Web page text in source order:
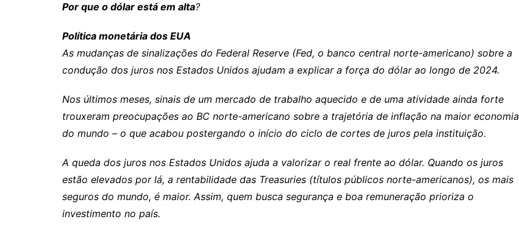
Por que o dólar está em alta?
Política monetária dos EUA
As mudanças de sinalizações do Federal Reserve (Fed, o banco central norte-americano) sobre a
condução dos juros nos Estados Unidos ajudam a explicar a força do dólar ao longo de 2024.
Nos últimos meses, sinais de um mercado de trabalho aquecido e de uma atividade ainda forte
trouxeram preocupações ao BC norte-americano sobre a trajetória de inflação na maior economia
do mundo – o que acabou postergando o início do ciclo de cortes de juros pela instituição.
A queda dos juros nos Estados Unidos ajuda a valorizar o real frente ao dólar. Quando os juros
estão elevados por lá, a rentabilidade das Treasuries (títulos públicos norte-americanos), os mais
seguros do mundo, é maior. Assim, quem busca segurança e boa remuneração prioriza o
investimento no país.